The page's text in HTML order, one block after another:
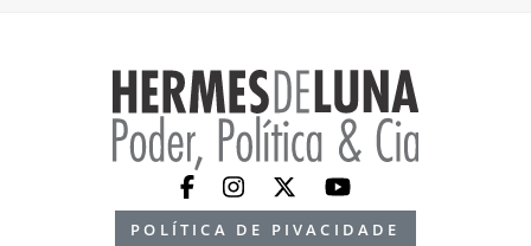
POLÍTICA DE PIVACIDADE